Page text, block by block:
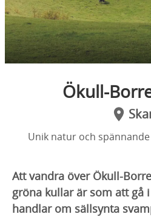
Ökull-
Unik natur och
Att vandra över Ökull-
gröna kullar är som att gå
handlar om sällsynta